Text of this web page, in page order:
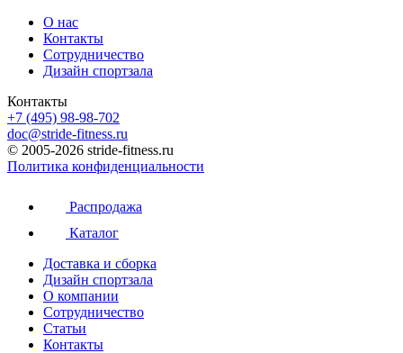
О нас
Контакты
Сотрудничество
Дизайн спортзала
Контакты
+7 (495) 98-98-702
doc@stride-fitness.ru
© 2005-2026 stride-fitness.ru
Политика конфиденциальности
Распродажа
Каталог
Доставка и сборка
Дизайн спортзала
О компании
Сотрудничество
Статьи
Контакты